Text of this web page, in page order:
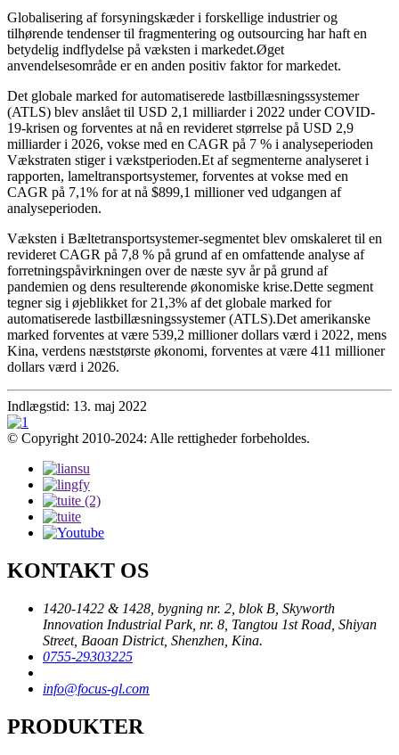
Globalisering af forsyningskæder i forskellige industrier og
tilhørende tendenser til fragmentering og outsourcing har haft en
betydelig indflydelse på væksten i markedet.Øget
anvendelsesområde er en anden positiv faktor for markedet.
Det globale marked for automatiserede lastbillæsningssystemer
(ATLS) blev anslået til USD 2,1 milliarder i 2022 under COVID-
19-krisen og forventes at nå en revideret størrelse på USD 2,9
milliarder i 2026, vokse med en CAGR på 7 % i analyseperioden
Vækstraten stiger i vækstperioden.Et af segmenterne analyseret i
rapporten, lameltransportsystemer, forventes at vokse med en
CAGR på 7,1% for at nå $899,1 millioner ved udgangen af ​​
analyseperioden.
Væksten i Bæltetransportsystemer-segmentet blev omskaleret til en
revideret CAGR på 7,8 % på grund af en omfattende analyse af
forretningspåvirkningen over de næste syv år på grund af
pandemien og dens resulterende økonomiske krise.Dette segment
tegner sig i øjeblikket for 21,3% af det globale marked for
automatiserede lastbillæsningssystemer (ATLS).Det amerikanske
marked forventes at være 539,2 millioner dollars værd i 2022, mens
Kina, verdens næststørste økonomi, forventes at være 411 millioner
dollars værd i 2026.
Indlægstid: 13. maj 2022
© Copyright 2010-2024: Alle rettigheder forbeholdes.
KONTAKT OS
1420-1422 & 1428, bygning nr. 2, blok B, Skyworth
Innovation Industrial Park, nr. 8, Tangtou 1st Road, Shiyan
Street, Baoan District, Shenzhen, Kina.
0755-29303225
info@focus-gl.com
PRODUKTER